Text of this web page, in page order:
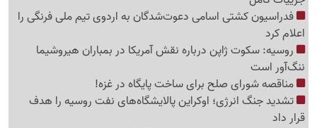
فدراسیون کشتی اسامی دعوت‌شدگان به اردوی تیم ملی فرنگی را
اعلام کرد
روسیه: سکوت ژاپن درباره نقش آمریکا در بمباران هیروشیما
ننگ‌آور است
مناقصه شورای صلح برای ساخت پایگاه در غزه!
تشدید جنگ انرژی؛ اوکراین پالایشگاه‌های نفت روسیه را هدف
قرار داد